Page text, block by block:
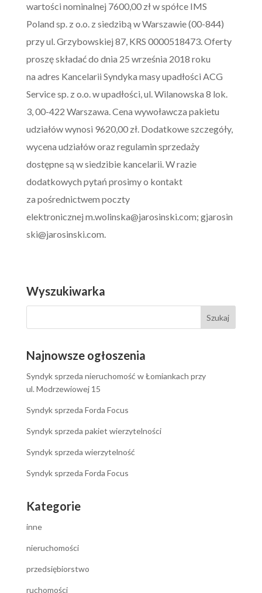
wartości nominalnej 7600,00 zł w spółce IMS
Poland sp. z o.o. z siedzibą w Warszawie (00-844)
przy ul. Grzybowskiej 87, KRS 0000518473. Oferty
proszę składać do dnia 25 września 2018 roku
na adres Kancelarii Syndyka masy upadłości ACG
Service sp. z o.o. w upadłości, ul. Wilanowska 8 lok.
3, 00-422 Warszawa. Cena wywoławcza pakietu
udziałów wynosi 9620,00 zł. Dodatkowe szczegóły,
wycena udziałów oraz regulamin sprzedaży
dostępne są w siedzibie kancelarii. W razie
dodatkowych pytań prosimy o kontakt
za pośrednictwem poczty
elektronicznej m.wolinska@jarosinski.com; gjarosin
ski@jarosinski.com.
Wyszukiwarka
Najnowsze ogłoszenia
Syndyk sprzeda nieruchomość w Łomiankach przy
ul. Modrzewiowej 15
Syndyk sprzeda Forda Focus
Syndyk sprzeda pakiet wierzytelności
Syndyk sprzeda wierzytelność
Syndyk sprzeda Forda Focus
Kategorie
inne
nieruchomości
przedsiębiorstwo
ruchomości